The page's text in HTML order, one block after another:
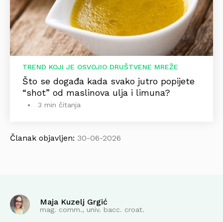
TREND KOJI JE OSVOJIO DRUŠTVENE MREŽE
Što se događa kada svako jutro popijete
“shot” od maslinova ulja i limuna?
3 min čitanja
Članak objavljen: 30-06-2026
Maja Kuzelj Grgić
mag. comm., univ. bacc. croat.